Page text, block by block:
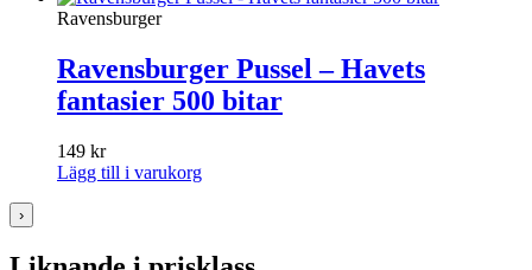
Ravensburger
Ravensburger Pussel – Havets
fantasier 500 bitar
149 kr
Lägg till i varukorg
›